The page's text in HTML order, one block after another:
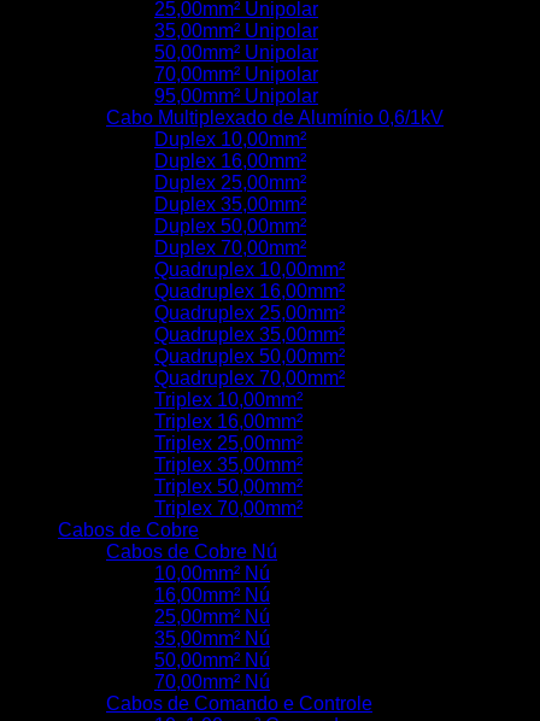
25,00mm² Unipolar
35,00mm² Unipolar
50,00mm² Unipolar
70,00mm² Unipolar
95,00mm² Unipolar
Cabo Multiplexado de Alumínio 0,6/1kV
Duplex 10,00mm²
Duplex 16,00mm²
Duplex 25,00mm²
Duplex 35,00mm²
Duplex 50,00mm²
Duplex 70,00mm²
Quadruplex 10,00mm²
Quadruplex 16,00mm²
Quadruplex 25,00mm²
Quadruplex 35,00mm²
Quadruplex 50,00mm²
Quadruplex 70,00mm²
Triplex 10,00mm²
Triplex 16,00mm²
Triplex 25,00mm²
Triplex 35,00mm²
Triplex 50,00mm²
Triplex 70,00mm²
Cabos de Cobre
Cabos de Cobre Nú
10,00mm² Nú
16,00mm² Nú
25,00mm² Nú
35,00mm² Nú
50,00mm² Nú
70,00mm² Nú
Cabos de Comando e Controle